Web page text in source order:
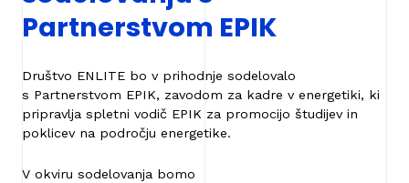
Partnerstvom EPIK
Društvo ENLITE bo v prihodnje sodelovalo
s Partnerstvom EPIK, zavodom za kadre v energetiki, ki
pripravlja spletni vodič EPIK za promocijo študijev in
poklicev na področju energetike.
V okviru sodelovanja bomo